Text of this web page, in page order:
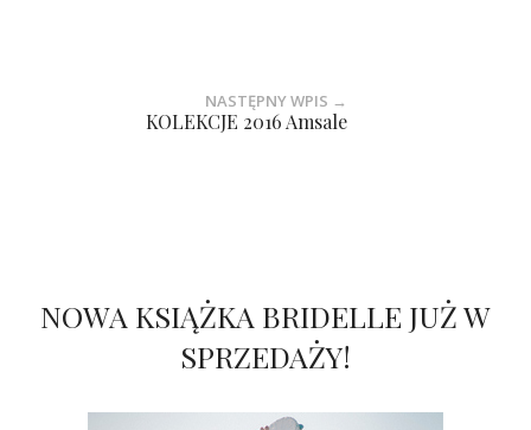
NASTĘPNY WPIS →
KOLEKCJE 2016 Amsale
NOWA KSIĄŻKA BRIDELLE JUŻ W
SPRZEDAŻY!